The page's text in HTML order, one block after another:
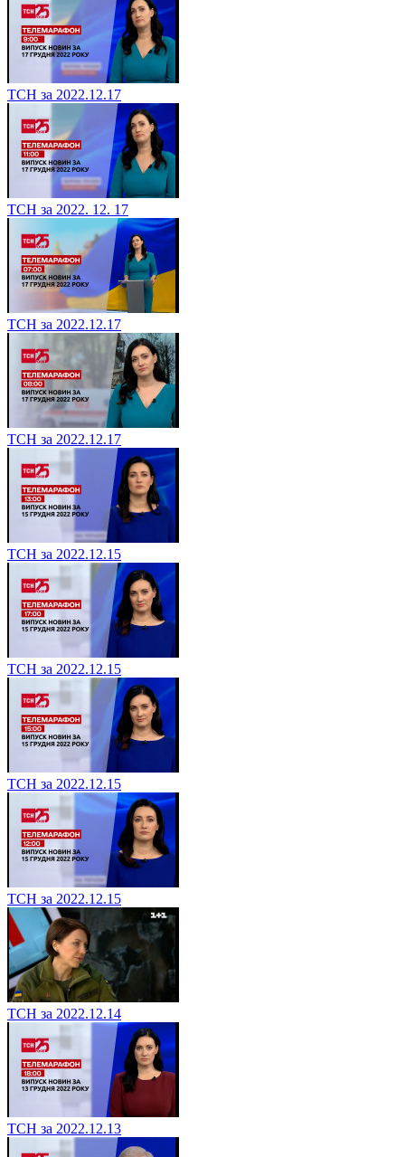
ТСН за 2022.12.17
ТСН за 2022. 12. 17
ТСН за 2022.12.17
ТСН за 2022.12.17
ТСН за 2022.12.15
ТСН за 2022.12.15
ТСН за 2022.12.15
ТСН за 2022.12.15
ТСН за 2022.12.14
ТСН за 2022.12.13